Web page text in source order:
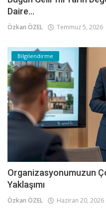
Daire...
Özkan ÖZEL Temmuz 5, 2026
Bilgilendirme
Organizasyonumuzun
Yaklaşımı
Özkan ÖZEL Haziran 20, 2026